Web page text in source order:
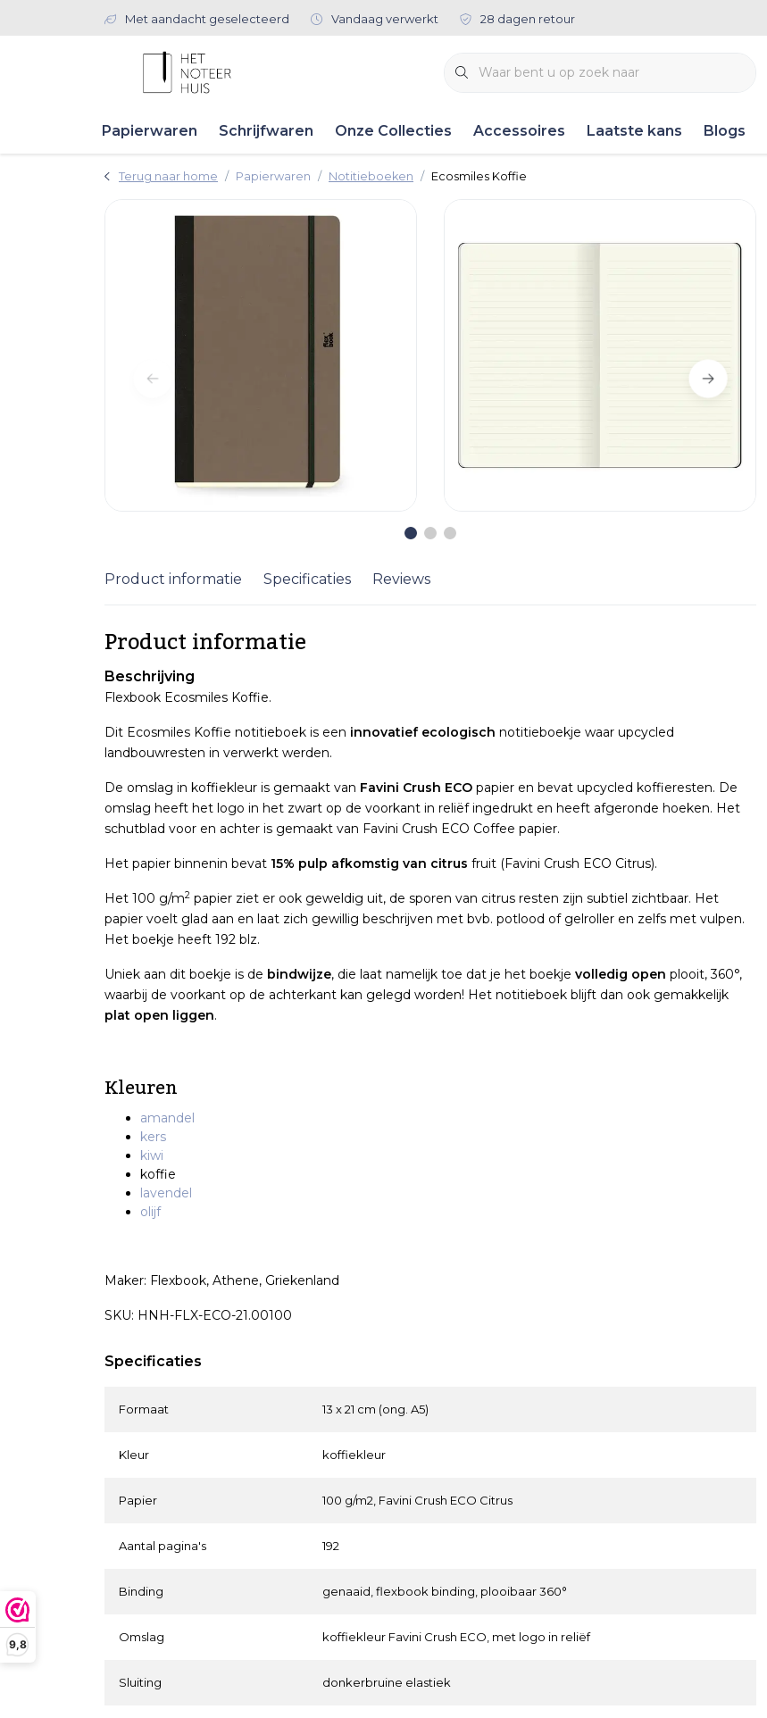
9,8
Met aandacht geselecteerd Vandaag verwerkt 28 dagen retour
Papierwaren Schrijfwaren Onze Collecties Accessoires Laatste kans Blogs
Terug naar home Papierwaren Notitieboeken Ecosmiles Koffie
Product informatie Specificaties Reviews
Product informatie
Beschrijving
Flexbook Ecosmiles Koffie.
Dit Ecosmiles Koffie notitieboek is een innovatief ecologisch notitieboekje waar upcycled
landbouwresten in verwerkt werden.
De omslag in koffiekleur is gemaakt van Favini Crush ECO papier en bevat upcycled koffieresten. De
omslag heeft het logo in het zwart op de voorkant in reliëf ingedrukt en heeft afgeronde hoeken. Het
schutblad voor en achter is gemaakt van Favini Crush ECO Coffee papier.
Het papier binnenin bevat 15% pulp afkomstig van citrus fruit (Favini Crush ECO Citrus).
Het 100 g/m2 papier ziet er ook geweldig uit, de sporen van citrus resten zijn subtiel zichtbaar. Het
papier voelt glad aan en laat zich gewillig beschrijven met bvb. potlood of gelroller en zelfs met vulpen.
Het boekje heeft 192 blz.
Uniek aan dit boekje is de bindwijze, die laat namelijk toe dat je het boekje volledig open plooit, 360°,
waarbij de voorkant op de achterkant kan gelegd worden! Het notitieboek blijft dan ook gemakkelijk
plat open liggen.
Kleuren
amandel
kers
kiwi
koffie
lavendel
olijf
Maker: Flexbook, Athene, Griekenland
SKU: HNH-FLX-ECO-21.00100
Specificaties
Formaat 13 x 21 cm (ong. A5)
Kleur koffiekleur
Papier 100 g/m2, Favini Crush ECO Citrus
Aantal pagina's 192
Binding genaaid, flexbook binding, plooibaar 360°
Omslag koffiekleur Favini Crush ECO, met logo in reliëf
Sluiting donkerbruine elastiek